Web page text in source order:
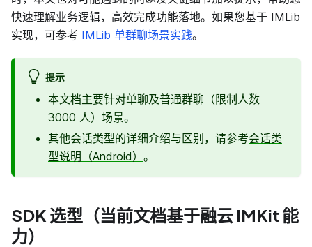
快速理解业务逻辑，高效完成功能落地。如果您基于 IMLib
实现，可参考 IMLib 单群聊场景实践。
提示
本文档主要针对单聊及普通群聊（限制人数
3000 人）场景。
其他会话类型的详细介绍与区别，请参考会话类
型说明（Android） 。
SDK 选型（当前文档基于融云 IMKit 能
力）